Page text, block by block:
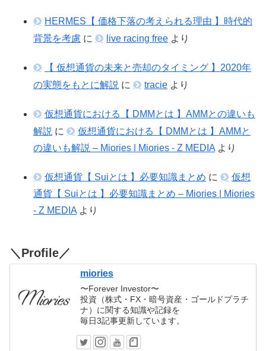
HERMES【 価格下落の考えられる理由 】時代的
背景を考慮 に live racing free より
【 仮想通貨の未来と売却のタイミング 】2020年
の実態をもとに解説 に tracie より
仮想通貨における【 DMMとは 】AMMとの違いも
解説 に
仮想通貨における【 DMMとは 】AMMと
の違いも解説 – Miories | Miories - Z MEDIA より
仮想通貨【 Suiとは 】必要知識まとめ に
仮想
通貨【 Suiとは 】必要知識まとめ – Miories | Miories
- Z MEDIA より
＼Profile／
miories
〜Forever Investor〜
投資（株式・FX・暗号資産・ゴールドプラチ
ナ）に関する知識や記録を
毎日3記事更新しています。